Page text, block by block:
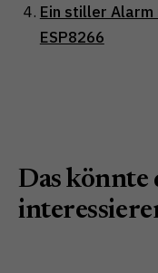
Ein stiller Alarm
ESP8266
Das könnte